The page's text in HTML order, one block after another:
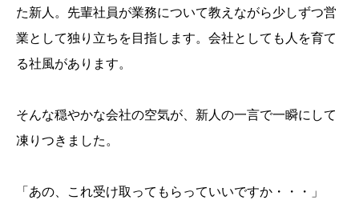
た新人。先輩社員が業務について教えながら少しずつ営
業として独り立ちを目指します。会社としても人を育て
る社風があります。
そんな穏やかな会社の空気が、新人の一言で一瞬にして
凍りつきました。
「あの、これ受け取ってもらっていいですか・・・」